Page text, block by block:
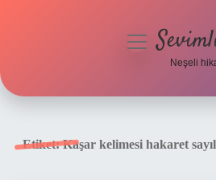
menüyü
Neşeli
Etiket:Kaşar kelimesi hakaret